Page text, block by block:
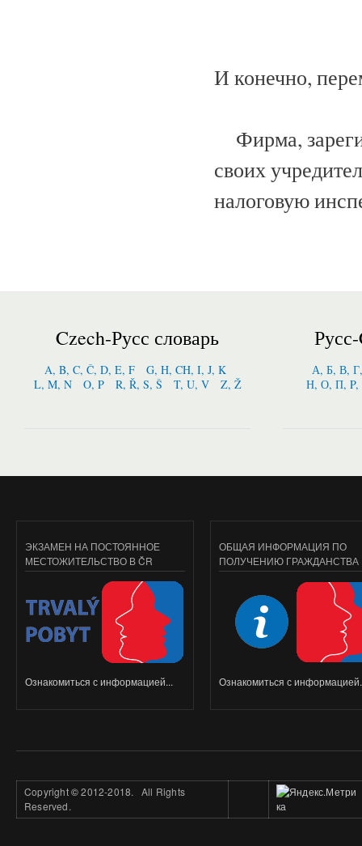
И конечно,
Фирма,
своих
налоговую
Czech-Русс словарь
A, B, C, Č, D, E, F
G, H, CH, I, J, K
L, M, N
O, P R, Ř, S, Š T, U, V Z, Ž
А, Б, В,
Н, О, П,
ЭКЗАМЕН НА ПОСТОЯННОЕ
МЕСТОЖИТЕЛЬСТВО В ČR
Ознакомиться с информацией...
ОБЩАЯ ИНФОРМАЦИЯ ПО
ПОЛУЧЕНИЮ ГРАЖДАНСТВА
Ознакомиться с
Copyright©2012-2018. All Rights
Reserved.